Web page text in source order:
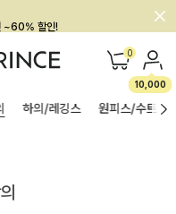
혜택 0
10,000
하의/레깅스 원피스/수트